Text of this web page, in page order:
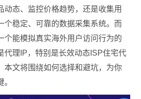
动态、监控价格趋势，还是收集用
个稳定、可靠的数据采集系统。而
个能模拟真实海外用户访问行为的
理IP，特别是长效动态ISP住宅代
本文将围绕如何选择和避坑，为你